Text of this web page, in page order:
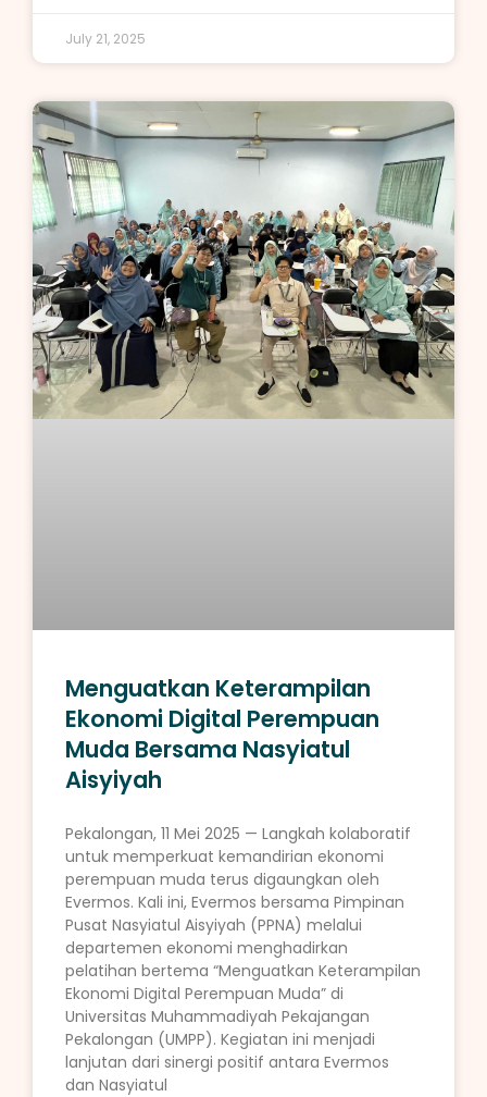
July 21, 2025
Menguatkan Keterampilan
Ekonomi Digital Perempuan
Muda Bersama Nasyiatul
Aisyiyah
Pekalongan, 11 Mei 2025 — Langkah kolaboratif
untuk memperkuat kemandirian ekonomi
perempuan muda terus digaungkan oleh
Evermos. Kali ini, Evermos bersama Pimpinan
Pusat Nasyiatul Aisyiyah (PPNA) melalui
departemen ekonomi menghadirkan
pelatihan bertema “Menguatkan Keterampilan
Ekonomi Digital Perempuan Muda” di
Universitas Muhammadiyah Pekajangan
Pekalongan (UMPP). Kegiatan ini menjadi
lanjutan dari sinergi positif antara Evermos
dan Nasyiatul